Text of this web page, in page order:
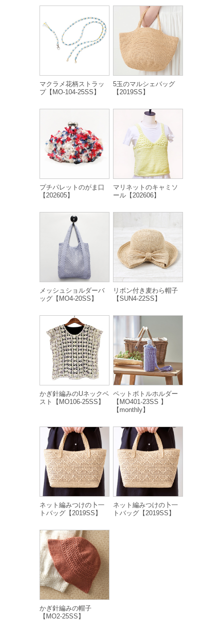
マクラメ花柄ストラッ
プ【MO-104-25SS】
5玉のマルシェバッグ
【2019SS】
プチパレットのがま口
【202605】
マリネットのキャミソ
ール【202606】
メッシュショルダーバ
ッグ【MO4-20SS】
リボン付き麦わら帽子
【SUN4-22SS】
かぎ針編みのUネックベ
スト【MO106-25SS】
ペットボトルホルダー
【MO401-23SS 】
【monthly】
ネット編みつけの卜一
トバッグ【2019SS】
ネット編みつけの卜一
トバッグ【2019SS】
かぎ針編みの帽子
【MO2-25SS】